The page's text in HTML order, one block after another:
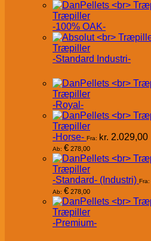
Træpiller
-100% OAK-
Træpiller
-Standard Industri-
Træpiller
-Royal-
Træpiller
-Horse- Fra: kr. 2.029,00
Ab: € 278,00
Træpiller
-Standard- (Industri) Fra:
Ab: € 278,00
Træpiller
-Premium-